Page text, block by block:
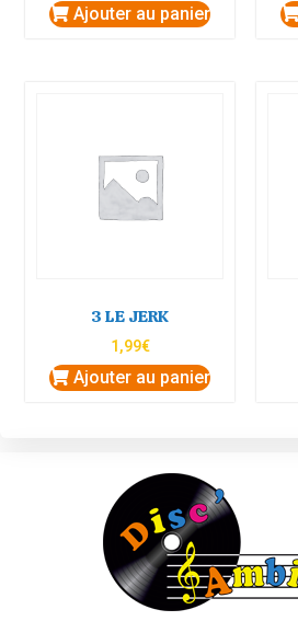
Ajouter au panier
3 LE JERK
1,99€
Ajouter au panier